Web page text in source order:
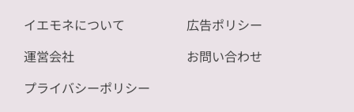
イエモネについて
運営会社
プライバシーポリシー
広告ポリシー
お問い合わせ